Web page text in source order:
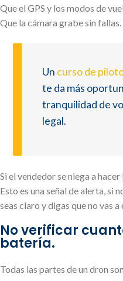
Que el GPS y los modos de
Que la cámara grabe sin fallas.
Un curso de
te da más
tranquilidad de
legal.
Si el vendedor se niega a
Esto es una señal de alerta, si
seas claro y digas que no vas
No verificar
batería.
Todas las partes de un dron